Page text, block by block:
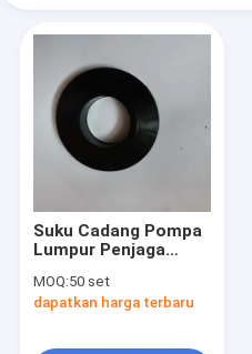
Suku Cadang Pompa
Lumpur Penjaga
Tinggi Untuk Pompa
Lumpur RS F-1600
MOQ:50 set
dapatkan harga terbaru